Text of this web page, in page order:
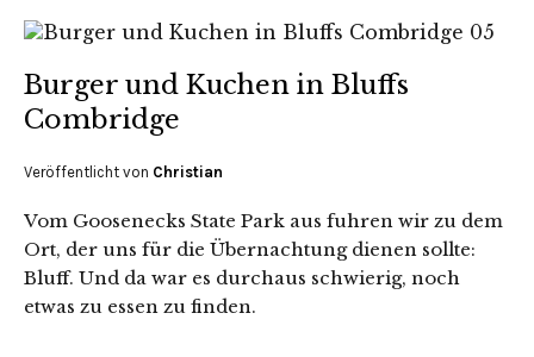
Burger und Kuchen in Bluffs
Combridge
Veröffentlicht von Christian
Vom Goosenecks State Park aus fuhren wir zu dem
Ort, der uns für die Übernachtung dienen sollte:
Bluff. Und da war es durchaus schwierig, noch
etwas zu essen zu finden.